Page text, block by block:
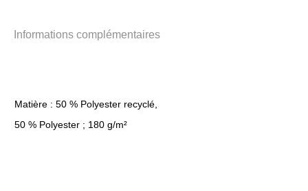
Informations complémentaires
Matière : 50 % Polyester recyclé,
50 % Polyester ; 180 g/m²